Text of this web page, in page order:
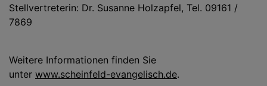
Stellvertreterin: Dr. Susanne Holzapfel, Tel. 09161 /
7869
Weitere Informationen finden Sie
unter www.scheinfeld-evangelisch.de.